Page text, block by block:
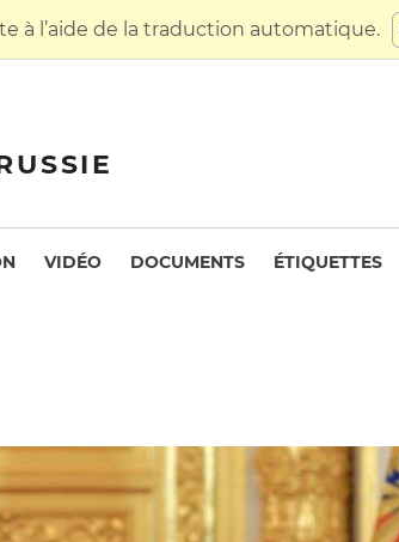
à l’aide de la traduction automatique.
VIDÉO DOCUMENTS ÉTIQUETTES